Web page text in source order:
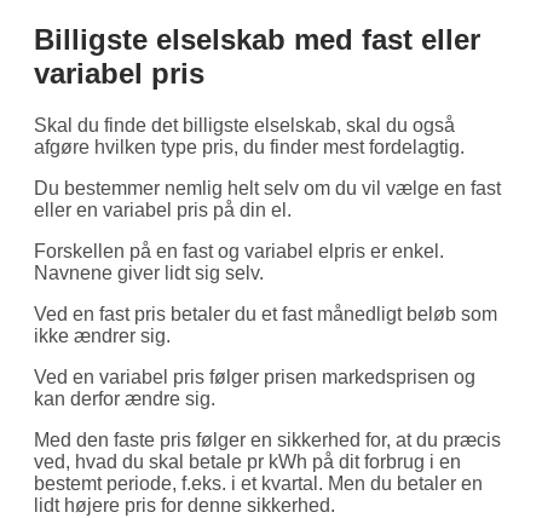
Billigste elselskab med fast eller
variabel pris
Skal du finde det billigste elselskab, skal du også
afgøre hvilken type pris, du finder mest fordelagtig.
Du bestemmer nemlig helt selv om du vil vælge en fast
eller en variabel pris på din el.
Forskellen på en fast og variabel elpris er enkel.
Navnene giver lidt sig selv.
Ved en fast pris betaler du et fast månedligt beløb som
ikke ændrer sig.
Ved en variabel pris følger prisen markedsprisen og
kan derfor ændre sig.
Med den faste pris følger en sikkerhed for, at du præcis
ved, hvad du skal betale pr kWh på dit forbrug i en
bestemt periode, f.eks. i et kvartal. Men du betaler en
lidt højere pris for denne sikkerhed.